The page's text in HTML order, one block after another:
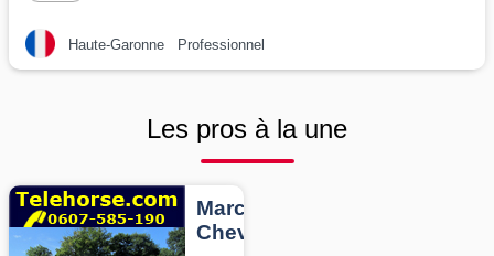
Haute-Garonne Professionnel
Les pros à la une
Marcheurs
Chevaux